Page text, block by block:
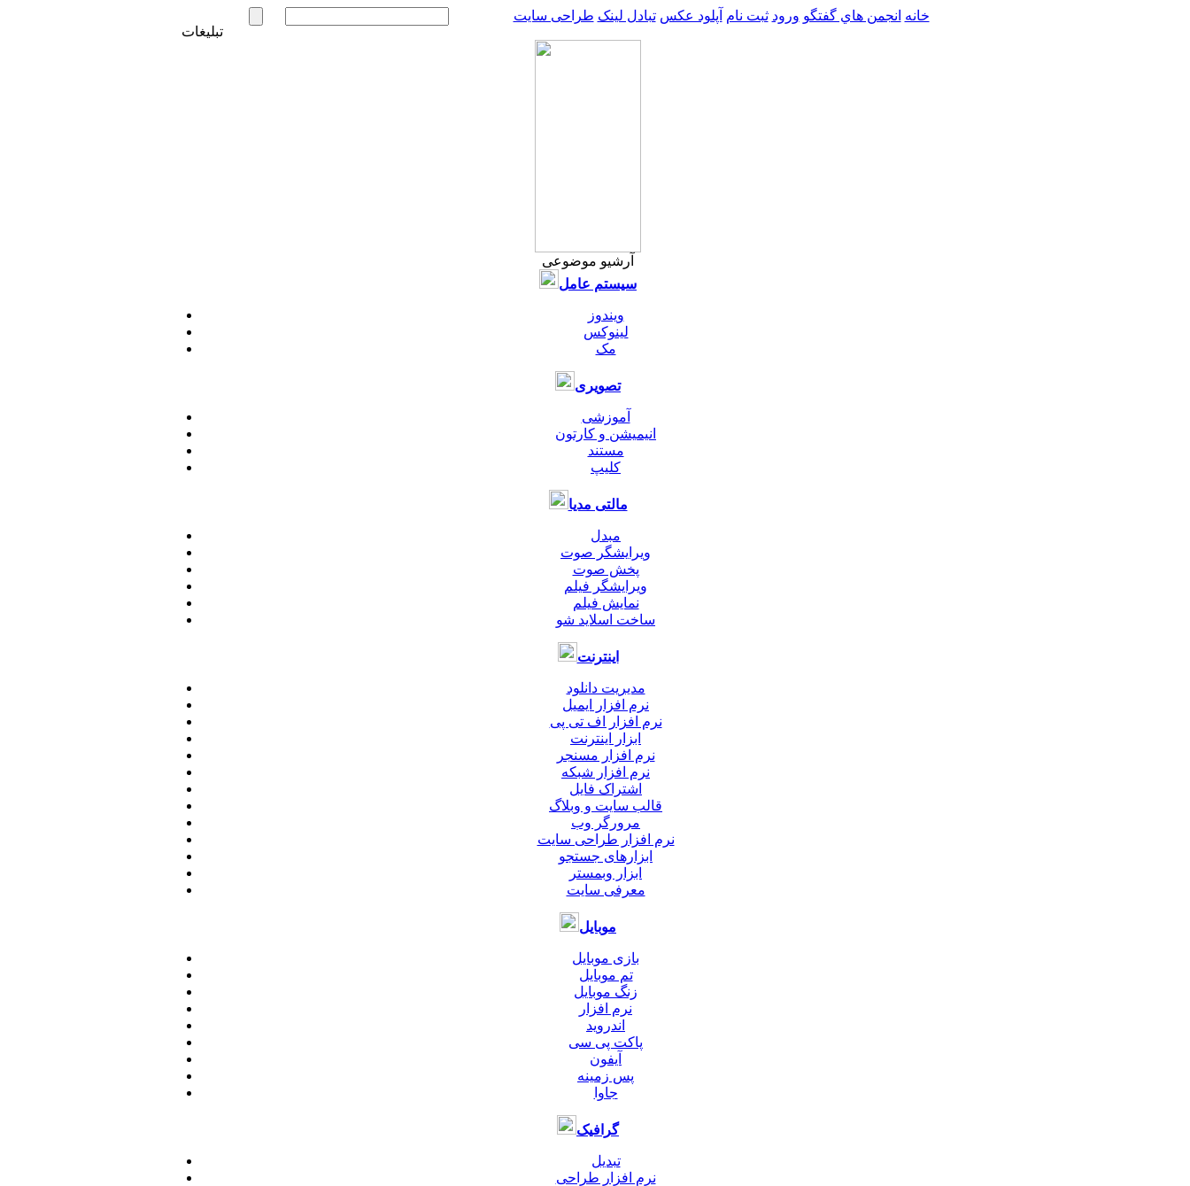
خانه انجمن هاي گفتگو ورود ثبت نام آپلود عکس تبادل لینک طراحی سایت
تبلیغات
آرشیو موضوعی
سیستم عامل
ویندوز
لینوکس
مک
تصویری
آموزشی
انیمیشن و کارتون
مستند
کلیپ
مالتی مدیا
مبدل
ویرایشگر صوت
پخش صوت
ویرایشگر فیلم
نمایش فیلم
ساخت اسلاید شو
اینترنت
مدیریت دانلود
نرم افزار ایمیل
نرم افزار اف تی پی
ابزار اینترنت
نرم افزار مسنجر
نرم افزار شبکه
اشتراک فایل
قالب سایت و وبلاگ
مرورگر وب
نرم افزار طراحی سایت
ابزارهای جستجو
ابزار وبمستر
معرفی سایت
موبایل
بازی موبایل
تم موبایل
زنگ موبایل
نرم افزار
اندروید
پاکت پی سی
آیفون
پس زمینه
جاوا
گرافیک
تبدیل
نرم افزار طراحی